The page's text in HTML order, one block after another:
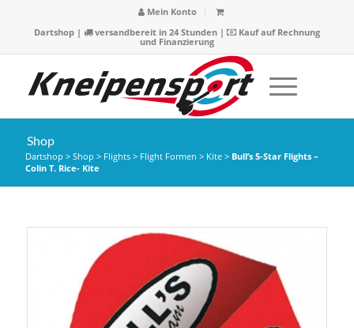
Mein Konto
Dartshop| versandbereit in 24 Stunden |
Kauf auf Rechnung
und Finanzierung
Shop
Dartshop > Shop > Flights> Flight Formen > Kite> Bull’s 5-Star Flights –
Colin T. Rice- Kite